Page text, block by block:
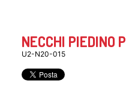
NECCHI PIEDINO
U2-N20-015